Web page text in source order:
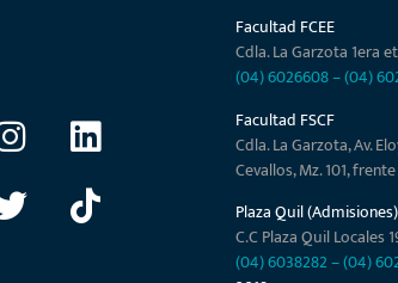
Facultad FCEE
Cdla. La Garzota 1era
(04) 6026608–(04)
Facultad FSCF
Cdla. La Garzota, Av.
Cevallos, Mz. 101,
Plaza Quil (Admisiones)
C.C Plaza Quil Locales
(04) 6038282–(04)